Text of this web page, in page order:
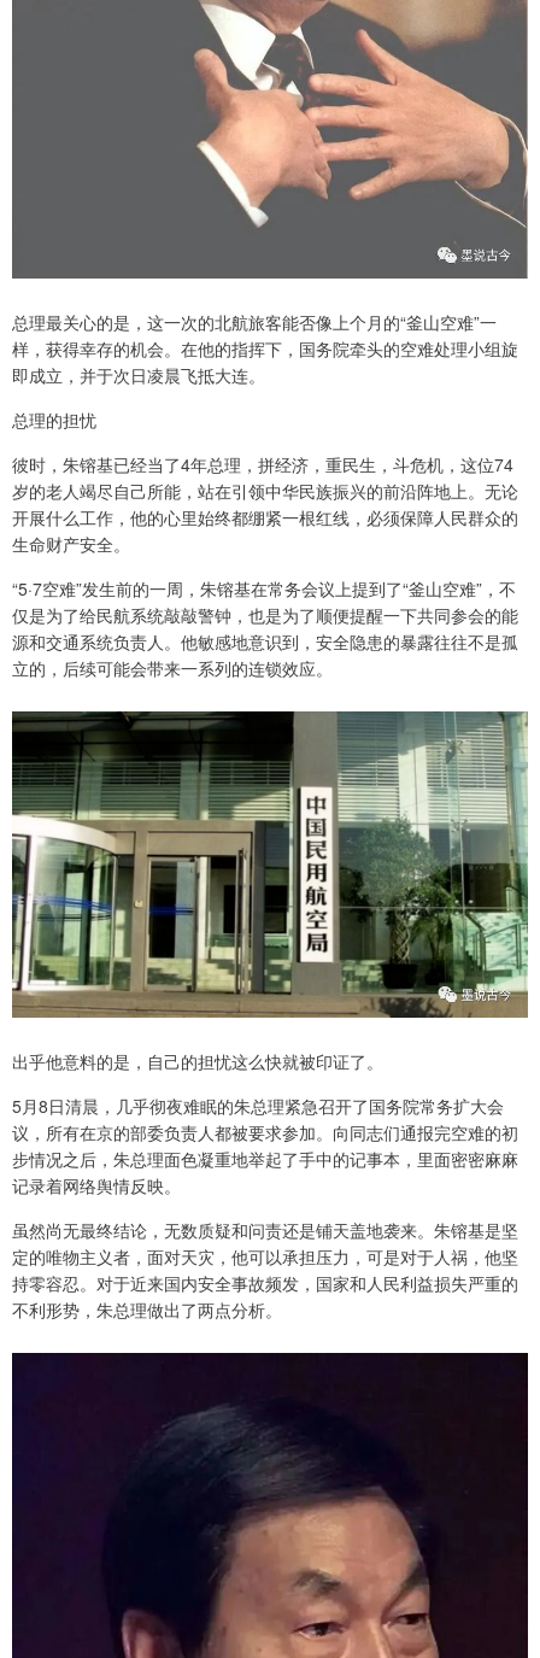
总理最关心的是，这一次的北航旅客能否像上个月的“釜山空难”一
样，获得幸存的机会。在他的指挥下，国务院牵头的空难处理小组旋
即成立，并于次日凌晨飞抵大连。
总理的担忧
彼时，朱镕基已经当了4年总理，拼经济，重民生，斗危机，这位74
岁的老人竭尽自己所能，站在引领中华民族振兴的前沿阵地上。无论
开展什么工作，他的心里始终都绷紧一根红线，必须保障人民群众的
生命财产安全。
“5·7空难”发生前的一周，朱镕基在常务会议上提到了“釜山空难”，不
仅是为了给民航系统敲敲警钟，也是为了顺便提醒一下共同参会的能
源和交通系统负责人。他敏感地意识到，安全隐患的暴露往往不是孤
立的，后续可能会带来一系列的连锁效应。
出乎他意料的是，自己的担忧这么快就被印证了。
5月8日清晨，几乎彻夜难眠的朱总理紧急召开了国务院常务扩大会
议，所有在京的部委负责人都被要求参加。向同志们通报完空难的初
步情况之后，朱总理面色凝重地举起了手中的记事本，里面密密麻麻
记录着网络舆情反映。
虽然尚无最终结论，无数质疑和问责还是铺天盖地袭来。朱镕基是坚
定的唯物主义者，面对天灾，他可以承担压力，可是对于人祸，他坚
持零容忍。对于近来国内安全事故频发，国家和人民利益损失严重的
不利形势，朱总理做出了两点分析。